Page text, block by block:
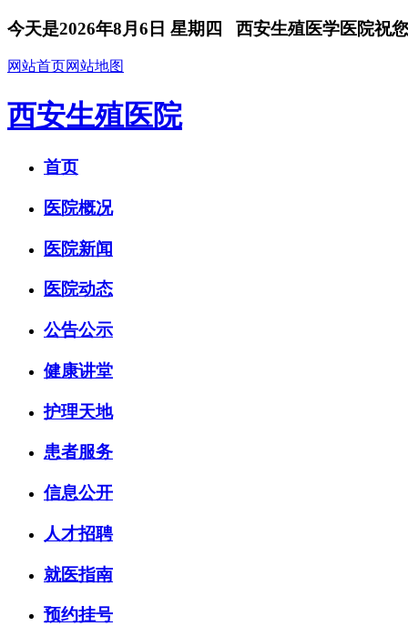
今天是2026年8月6日 星期四 西安生殖医学医院祝
网站首页网站地图
西安生殖医院
首页
医院概况
医院新闻
医院动态
公告公示
健康讲堂
护理天地
患者服务
信息公开
人才招聘
就医指南
预约挂号